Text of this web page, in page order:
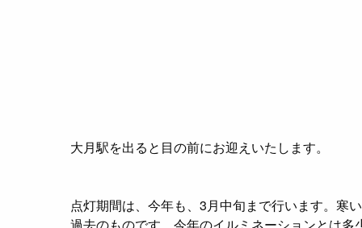
大月駅を出ると目の前にお迎えいたします。
点灯期間は、今年も、3月中旬まで行います。寒